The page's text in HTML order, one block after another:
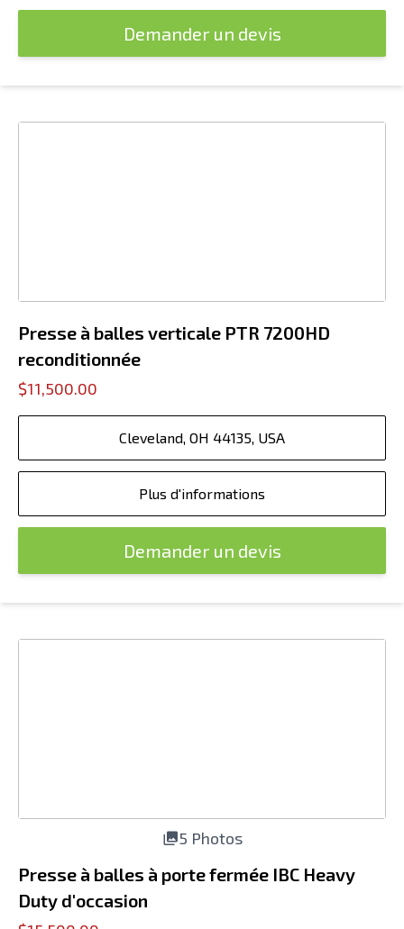
Demander un devis
Presse à balles verticale PTR 7200HD
reconditionnée
$11,500.00
Cleveland, OH 44135, USA
Plus d'informations
Demander un devis
5 Photos
Presse à balles à porte fermée IBC Heavy
Duty d'occasion